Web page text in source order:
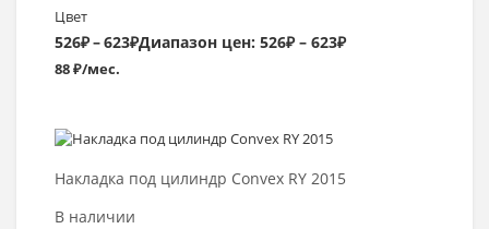
Цвет
526₽–623₽Диапазон цен: 526₽ – 623₽
88 ₽/мес.
Накладка под цилиндр Convex RY 2015
В наличии
Выбрать >